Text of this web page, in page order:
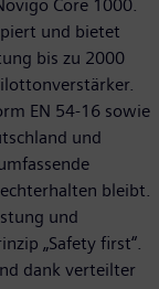
Core 1000.
und bietet
bis zu 2000
EN 54-16 sowie
und
bleibt.
und
„Safety first“.
dank verteilter